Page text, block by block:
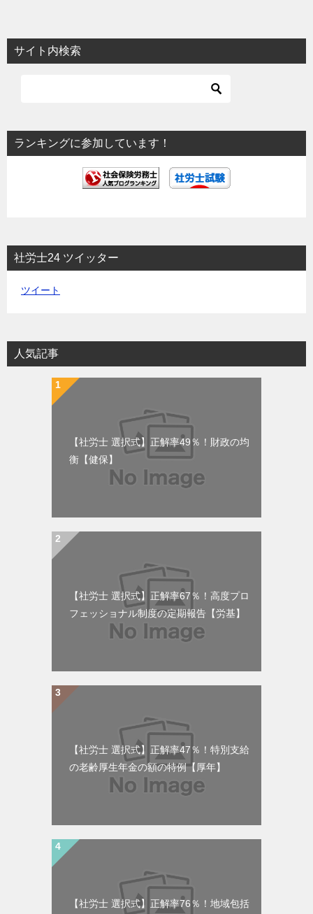
ビ
ゲ
ョ
ン
サイト内検索
ランキングに参加しています！
社労士24 ツイッター
ツイート
人気記事
【社労士 選択式】正解率49％！財政の均
衡【健保】
【社労士 選択式】正解率67％！高度プロ
フェッショナル制度の定期報告【労基】
【社労士 選択式】正解率47％！特別支給
の老齢厚生年金の額の特例【厚年】
【社労士 選択式】正解率76％！地域包括